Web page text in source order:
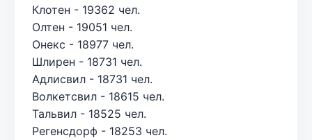
Клотен - 19362 чел.
Олтен - 19051 чел.
Онекс - 18977 чел.
Шлирен - 18731 чел.
Адлисвил - 18731 чел.
Волкетсвил - 18615 чел.
Тальвил - 18525 чел.
Регенсдорф - 18253 чел.